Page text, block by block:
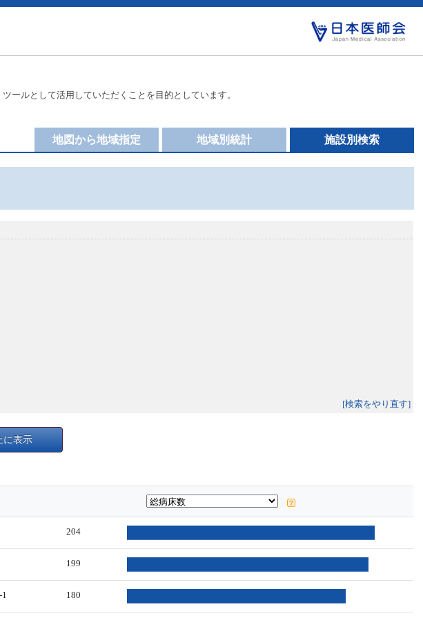
ールとして活用していただくことを目的としています。
施設別検索
地域別統計
地図から地域指定
[検索をやり直す]
に表示
204
199
180